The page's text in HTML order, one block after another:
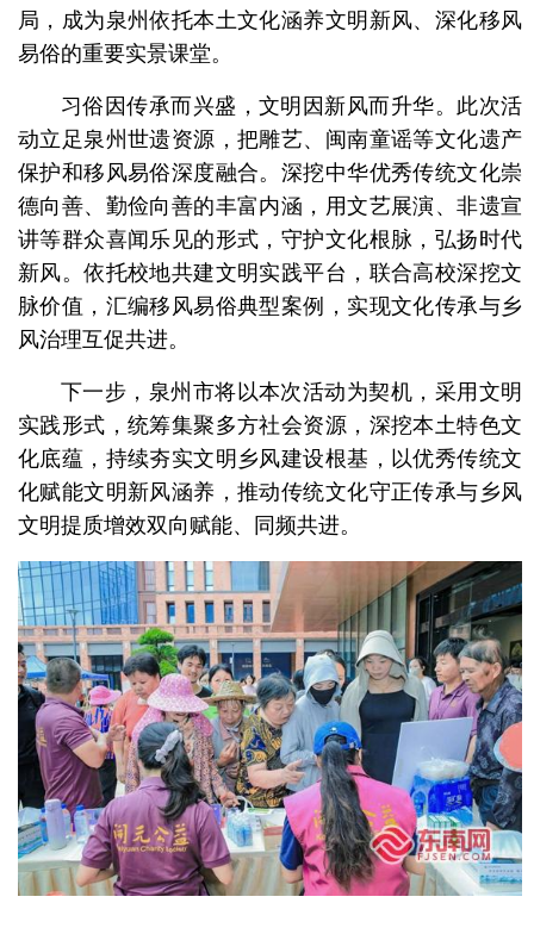
局，成为泉州依托本土文化涵养文明新风、深化移风
易俗的重要实景课堂。
习俗因传承而兴盛，文明因新风而升华。此次活
动立足泉州世遗资源，把雕艺、闽南童谣等文化遗产
保护和移风易俗深度融合。深挖中华优秀传统文化崇
德向善、勤俭向善的丰富内涵，用文艺展演、非遗宣
讲等群众喜闻乐见的形式，守护文化根脉，弘扬时代
新风。依托校地共建文明实践平台，联合高校深挖文
脉价值，汇编移风易俗典型案例，实现文化传承与乡
风治理互促共进。
下一步，泉州市将以本次活动为契机，采用文明
实践形式，统筹集聚多方社会资源，深挖本土特色文
化底蕴，持续夯实文明乡风建设根基，以优秀传统文
化赋能文明新风涵养，推动传统文化守正传承与乡风
文明提质增效双向赋能、同频共进。